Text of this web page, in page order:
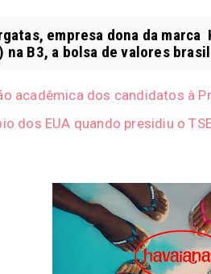
empresa dona da
B3, a bolsa de valores
acadêmica dos candidatos à
dos EUA quando presidiu o